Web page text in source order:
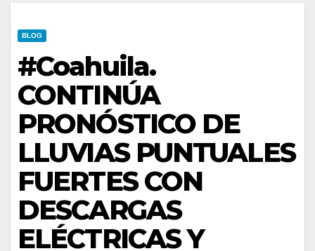
BLOG
#Coahuila.
CONTINÚA
PRONÓSTICO DE
LLUVIAS PUNTUALES
FUERTES CON
DESCARGAS
ELÉCTRICAS Y